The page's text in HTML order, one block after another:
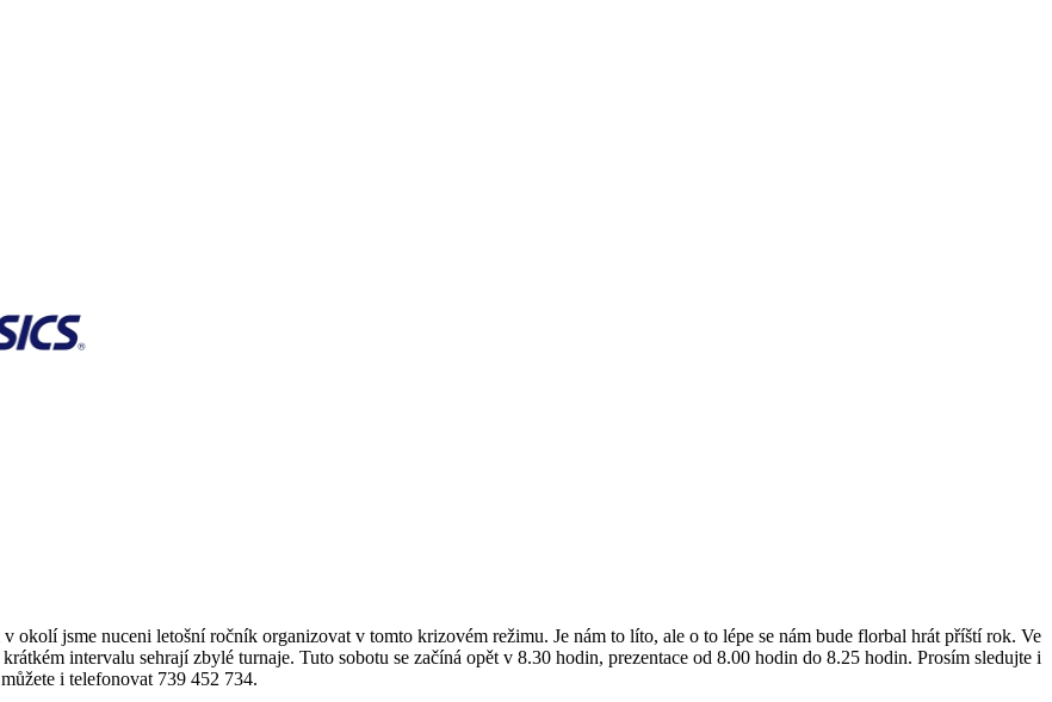
v okolí jsme nuceni letošní ročník organizovat v tomto krizovém režimu. Je nám to líto, ale o to lépe se nám bude florbal hrát příští rok. Ve
krátkém intervalu sehrají zbylé turnaje. Tuto sobotu se začíná opět v 8.30 hodin, prezentace od 8.00 hodin do 8.25 hodin. Prosím sledujte i
můžete i telefonovat 739 452 734.